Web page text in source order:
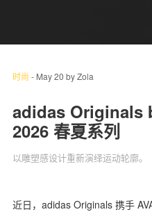
时尚 - May 20 byZola
adidas Originals
2026 春夏系列
以雕塑感设计重新演绎运动轮廓。
近日，adidas Originals 携手